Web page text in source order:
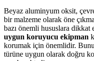
Beyaz aluminyum oksit,
bir malzeme olarak öne
bazı önemli hususlara
uygun koruyucu ekipman
korumak için önemlidir.
türüne uygun olarak doğru